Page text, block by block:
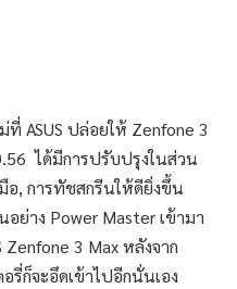
ASUS ปล่อยให้ Zenfone 3
ได้มีการปรับปรุงในส่วน
อ, การทัชสกรีนให้ดียิ่งขึ้น
ย่าง Power Master เข้ามา
Zenfone 3 Max หลังจาก
ก็จะอึดเข้าไปอีกนั่นเอง